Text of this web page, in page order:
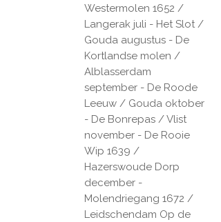
Westermolen 1652 /
Langerak juli - Het Slot /
Gouda augustus - De
Kortlandse molen /
Alblasserdam
september - De Roode
Leeuw / Gouda oktober
- De Bonrepas / Vlist
november - De Rooie
Wip 1639 /
Hazerswoude Dorp
december -
Molendriegang 1672 /
Leidschendam Op de